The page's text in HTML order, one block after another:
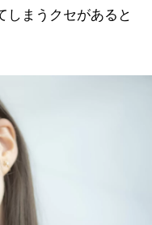
しまうクセがあると